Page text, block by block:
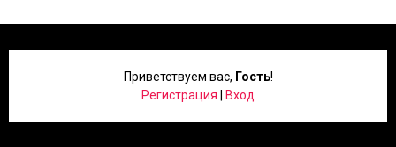
Приветствуем вас, Гость!
Регистрация
Вход